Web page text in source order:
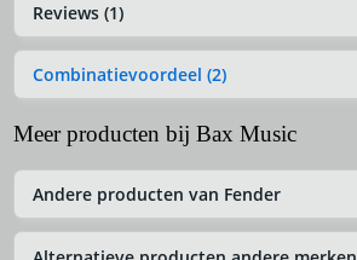
Reviews (1)
Combinatievoordeel (2)
Meer producten bij Bax Music
Andere producten van Fender